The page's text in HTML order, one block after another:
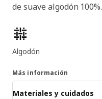
de suave algodón 100%.
Características del producto
Algodón
Más información
Materiales y cuidados